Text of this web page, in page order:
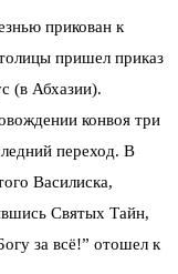
прикован к
пришел приказ
(в Абхазии).
конвоя три
переход. В
Василиска,
Святых Тайн,
за всё!” отошел к